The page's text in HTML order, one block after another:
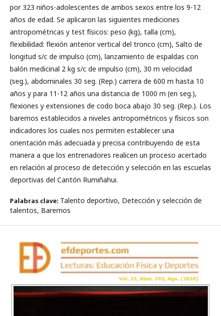
por 323 niños-adolescentes de ambos sexos entre los 9-12
años de edad. Se aplicaron las siguientes mediciones
antropométricas y test físicos: peso (kg), talla (cm),
flexibilidad: flexión anterior vertical del tronco (cm), Salto de
longitud s/c de impulso (cm), lanzamiento de espaldas con
balón medicinal 2 kg s/c de impulso (cm), 30 m velocidad
(seg.), abdominales 30 seg. (Rep.) carrera de 600 m hasta 10
años y para 11-12 años una distancia de 1000 m (en seg.),
flexiones y extensiones de codo boca abajo 30 seg. (Rep.). Los
baremos establecidos a niveles antropométricos y físicos son
indicadores los cuales nos permiten establecer una
orientación más adecuada y precisa contribuyendo de esta
manera a que los entrenadores realicen un proceso acertado
en relación al proceso de detección y selección en las escuelas
deportivas del Cantón Rumiñahui.
Palabras clave: Talento deportivo, Detección y selección de
talentos, Baremos